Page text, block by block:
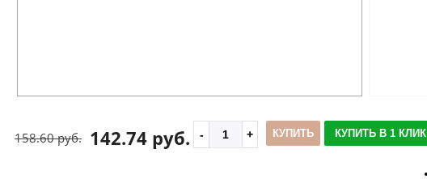
142.74 руб.
158.60 руб. КУПИТЬ КУПИТЬ В 1 КЛИК